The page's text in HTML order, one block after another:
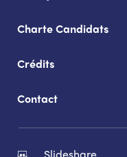
Charte Candidats
Crédits
Contact